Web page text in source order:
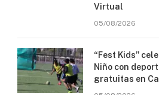
Virtual
05/08/2026
“Fest Kids”
Niño con
gratuitas en